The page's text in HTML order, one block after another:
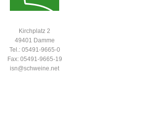
Kirchplatz 2
49401 Damme
Tel.: 05491-9665-0
Fax: 05491-9665-19
isn@schweine.net